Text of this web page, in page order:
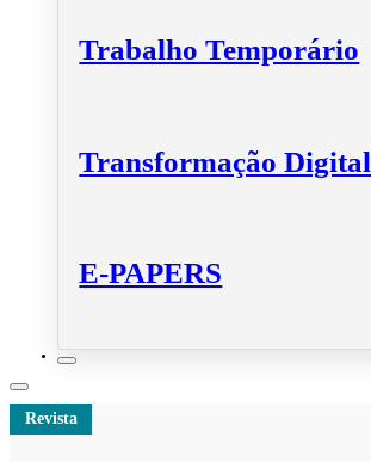
Trabalho Temporário
Transformação Digital
E-PAPERS
Revista